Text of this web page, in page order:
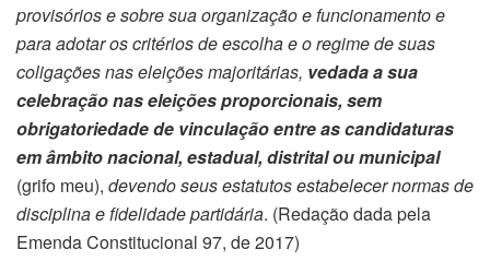
provisórios e sobre sua organização e funcionamento e
para adotar os critérios de escolha e o regime de suas
coligações nas eleições majoritárias, vedada a sua
celebração nas eleições proporcionais, sem
obrigatoriedade de vinculação entre as candidaturas
em âmbito nacional, estadual, distrital ou municipal
(grifo meu), devendo seus estatutos estabelecer normas de
disciplina e fidelidade partidária. (Redação dada pela
Emenda Constitucional 97, de 2017)